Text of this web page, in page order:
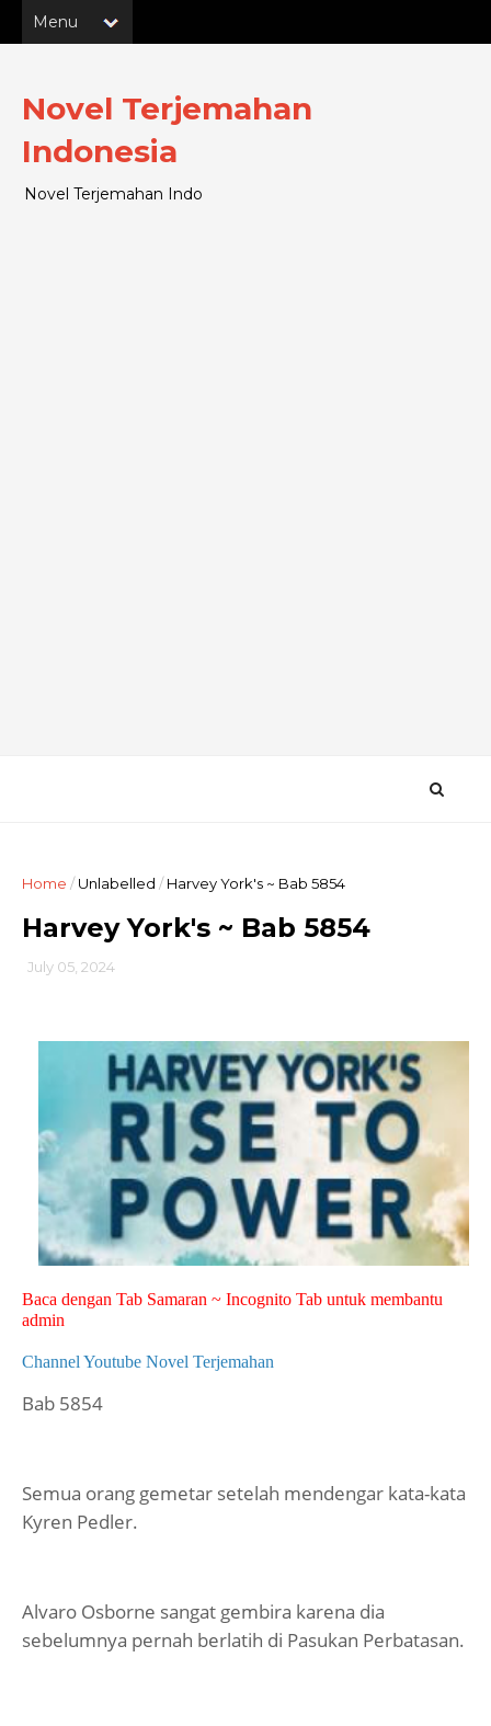
Novel Terjemahan
Indonesia
Novel Terjemahan Indo
Home /Unlabelled / Harvey York's ~ Bab 5854
Harvey York's ~ Bab 5854
July 05, 2024
Baca dengan Tab Samaran ~ Incognito Tab untuk membantu
admin
Channel Youtube Novel Terjemahan
Bab 5854
Semua orang gemetar setelah mendengar kata-kata
Kyren Pedler.
Alvaro Osborne sangat gembira karena dia
sebelumnya pernah berlatih di Pasukan Perbatasan.